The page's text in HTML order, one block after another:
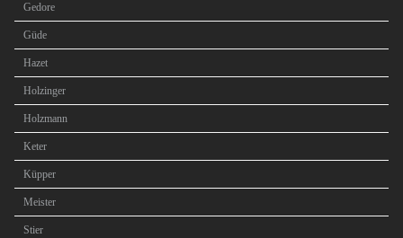
Gedore
Güde
Hazet
Holzinger
Holzmann
Keter
Küpper
Meister
Stier